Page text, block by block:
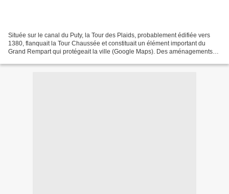
Située sur le canal du Puty, la Tour des Plaids, probablement édifiée vers
1380, flanquait la Tour Chaussée et constituait un élément important du
Grand Rempart qui protégeait la ville (Google Maps). Des aménagements